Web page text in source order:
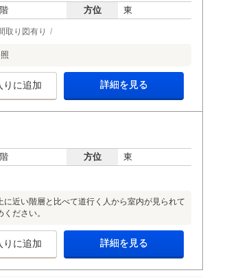
方位 東
取り図有り
りに追加 詳細を見る
方位 東
近い階層と比べて道行く人から室内が見られて
ださい。
りに追加 詳細を見る